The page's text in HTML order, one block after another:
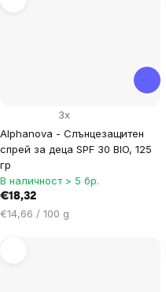
Alphanova - Слънцезащитен
спрей за деца SPF 30 BIO, 125
гр
3x
В наличност > 5 бр.
€18,32
Цена
€14,66 / 100 g